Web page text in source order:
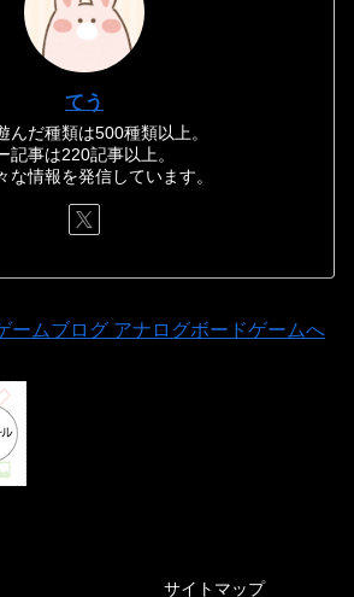
てう
んだ種類は500種類以上。
記事は220記事以上。
な情報を発信しています。
サイトマップ